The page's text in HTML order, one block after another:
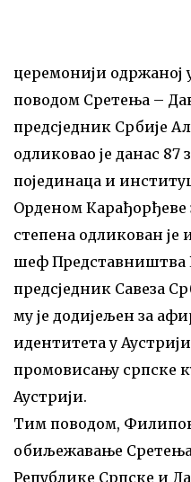
церемонији одржаној
поводом Сретења –
предсједник Србије
одликовао је данас 87
појединаца и
Орденом Карађорђеве
степена одликован
шеф Представништва
предсједник Савеза
му је додијељен за
идентитета у
промовисању српске
Аустрији.
Тим поводом,
обиљежавање
Републике Српске и